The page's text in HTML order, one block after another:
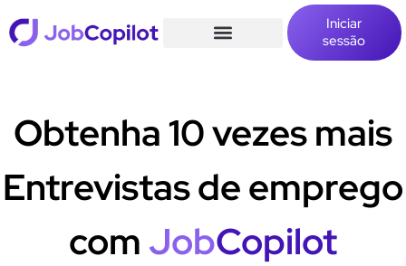
Iniciar
sessão
Obtenha 10 vezes mais
Entrevistas de emprego
com JobCopilot